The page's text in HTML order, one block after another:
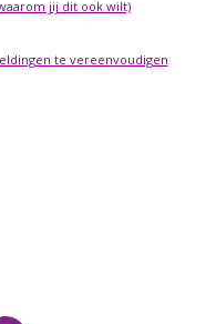
jij dit ook wilt)
te vereenvoudigen